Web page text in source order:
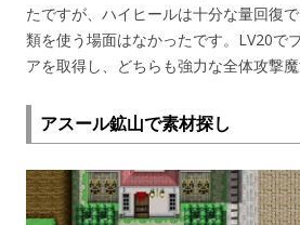
たですが、ハイヒールは十分な量回復
類を使う場面はなかったです。LV20で
アを取得し、どちらも強力な全体攻撃魔
アスール鉱山で素材探し